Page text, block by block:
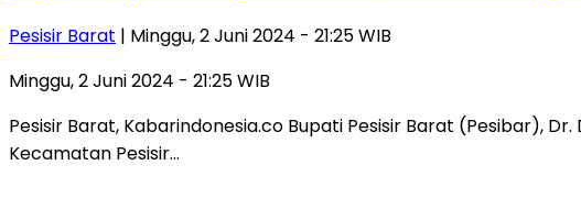
Pesisir Barat | Minggu, 2 Juni 2024 - 21:25 WIB
Minggu, 2 Juni 2024 - 21:25 WIB
Pesisir Barat, Kabarindonesia.co Bupati Pesisir Barat (Pesibar),
Kecamatan Pesisir…